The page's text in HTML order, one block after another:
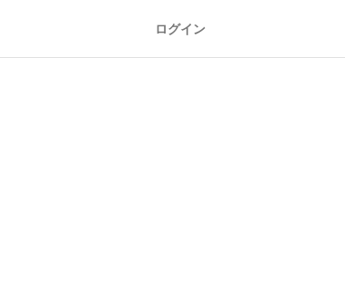
ログイン